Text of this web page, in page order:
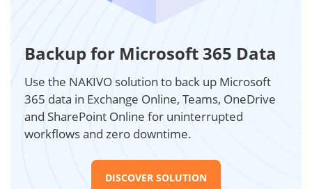
Backup for Microsoft 365 Data
Use the NAKIVO solution to back up Microsoft
365 data in Exchange Online, Teams, OneDrive
and SharePoint Online for uninterrupted
workflows and zero downtime.
DISCOVER SOLUTION